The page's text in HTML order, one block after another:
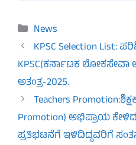
Categories
News
KPSC Selection List:
KPSC(ಕರ್ನಾಟಕ
ಅತಂತ್ರ-2025.
Teachers
Promotion) ಅಭಿಪ್ರಾಯ
ಪ್ರತಿಭಟನೆಗೆ ಇಳಿದಿದ್ದವರಿಗೆ